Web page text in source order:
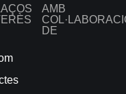
AMB
DE